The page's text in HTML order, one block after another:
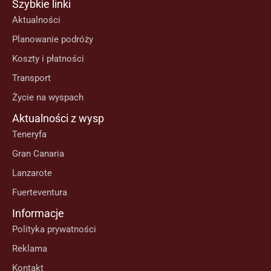
Szybkie linki
Aktualności
Planowanie podróży
Koszty i płatności
Transport
Życie na wyspach
Aktualności z wysp
Teneryfa
Gran Canaria
Lanzarote
Fuerteventura
Informacje
Polityka prywatności
Reklama
Kontakt